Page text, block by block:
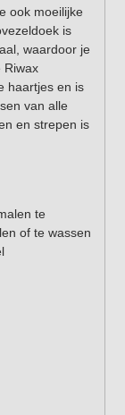
ook moeilijke
is
waardoor je
Riwax
haartjes en is
van alle
en strepen is
te
of te wassen